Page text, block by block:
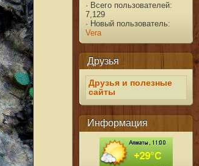
· Всего пользователей:
7,129
· Новый пользователь:
Vera
Друзья
Друзья и полезные
сайты
Информация